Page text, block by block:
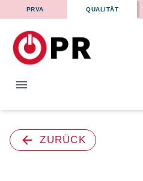
PRVA QUALITÄT
ZURÜCK